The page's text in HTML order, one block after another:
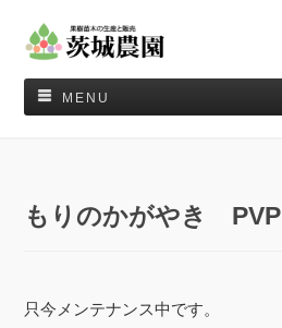
MENU
もりのかがやき PVP
只今メンテナンス中です。